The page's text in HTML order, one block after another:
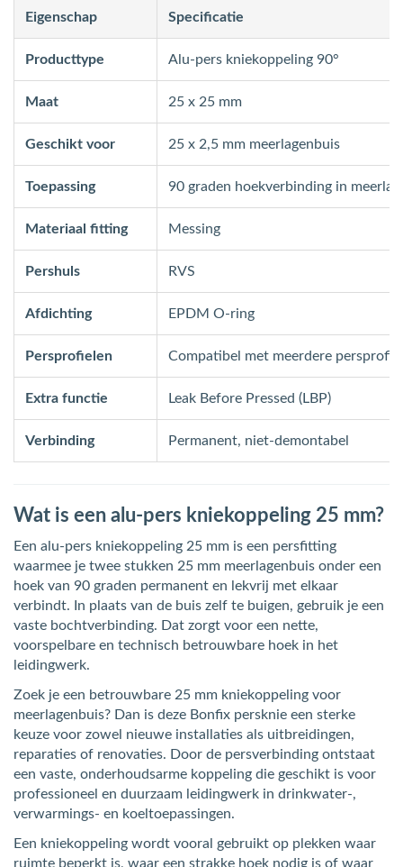
Eigenschap Specificatie
Producttype Alu-pers kniekoppeling 90°
Maat 25 x 25 mm
Geschikt voor 25 x 2,5 mm meerlagenbuis
Toepassing 90 graden hoekverbinding in
Materiaal fitting Messing
Pershuls RVS
Afdichting EPDM O-ring
Persprofielen Compatibel met meerdere
Extra functie Leak Before Pressed (LBP)
Verbinding Permanent, niet-demontabel
Wat is een alu-pers kniekoppeling 25 mm?
Een alu-pers kniekoppeling 25 mm is een persfitting
waarmee je twee stukken 25 mm meerlagenbuis onder een
hoek van 90 graden permanent en lekvrij met elkaar
verbindt. In plaats van de buis zelf te buigen, gebruik je een
vaste bochtverbinding. Dat zorgt voor een nette,
voorspelbare en technisch betrouwbare hoek in het
leidingwerk.
Zoek je een betrouwbare 25 mm kniekoppeling voor
meerlagenbuis? Dan is deze Bonfix persknie een sterke
keuze voor zowel nieuwe installaties als uitbreidingen,
reparaties of renovaties. Door de persverbinding ontstaat
een vaste, onderhoudsarme koppeling die geschikt is voor
professioneel en duurzaam leidingwerk in drinkwater-,
verwarmings- en koeltoepassingen.
Een kniekoppeling wordt vooral gebruikt op plekken waar
ruimte beperkt is, waar een strakke hoek nodig is of waar